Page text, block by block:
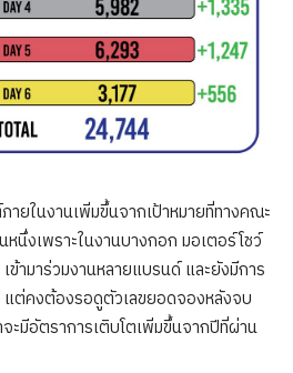
ยในงานเพิ่มขึ้นจากเป้าหมายที่ทางคณะ
นึ่งเพราะในงานบางกอก มอเตอร์โชว์
ามาร่วมงานหลายแบรนด์ และยังมีการ
แต่คงต้องรอดูตัวเลขยอดจองหลังจบ
ะมีอัตราการเติบโตเพิ่มขึ้นจากปีที่ผ่าน